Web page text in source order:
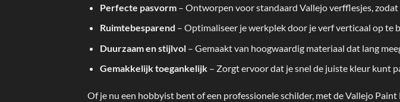
Perfecte pasvorm– Ontworpen voor standaard Vallejo verfflesjes, zodat
Ruimtebesparend – Optimaliseer je werkplek door je verf verticaal op te
Duurzaam en stijlvol– Gemaakt van hoogwaardig materiaal dat lang
Gemakkelijk toegankelijk– Zorgt ervoor dat je snel de juiste kleur kunt
Of je nu een hobbyist bent of een professionele schilder, met de Vallejo